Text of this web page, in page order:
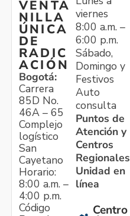
VENTA
NILLA
ÚNICA
DE
RADIC
ACIÓN
Bogotá:
Carrera
85D No.
46A – 65
Complejo
logístico
San
Cayetano
Horario:
8:00 a.m. –
4:00 p.m.
Código
viernes
8:00 a.m. –
6:00 p.m.
Sábado,
Domingo y
Festivos
Auto
consulta
Puntos de
Atención y
Centros
Regionales
Unidad en
línea
Centro